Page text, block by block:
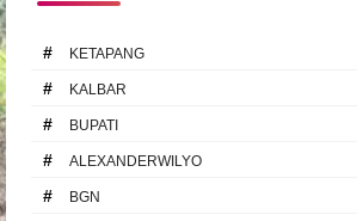
# KETAPANG
# KALBAR
# BUPATI
# ALEXANDERWILYO
# BGN